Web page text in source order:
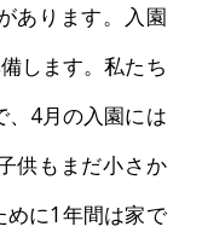
あります。入園
します。私たち
、4月の入園には
供もまだ小さか
めに1年間は家で